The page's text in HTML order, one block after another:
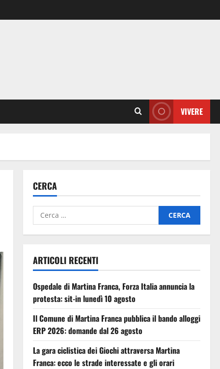
VIVERE
CERCA
ARTICOLI RECENTI
Ospedale di Martina Franca, Forza Italia annuncia la
protesta: sit-in lunedì 10 agosto
Il Comune di Martina Franca pubblica il bando alloggi
ERP 2026: domande dal 26 agosto
La gara ciclistica dei Giochi attraversa Martina
Franca: ecco le strade interessate e gli orari